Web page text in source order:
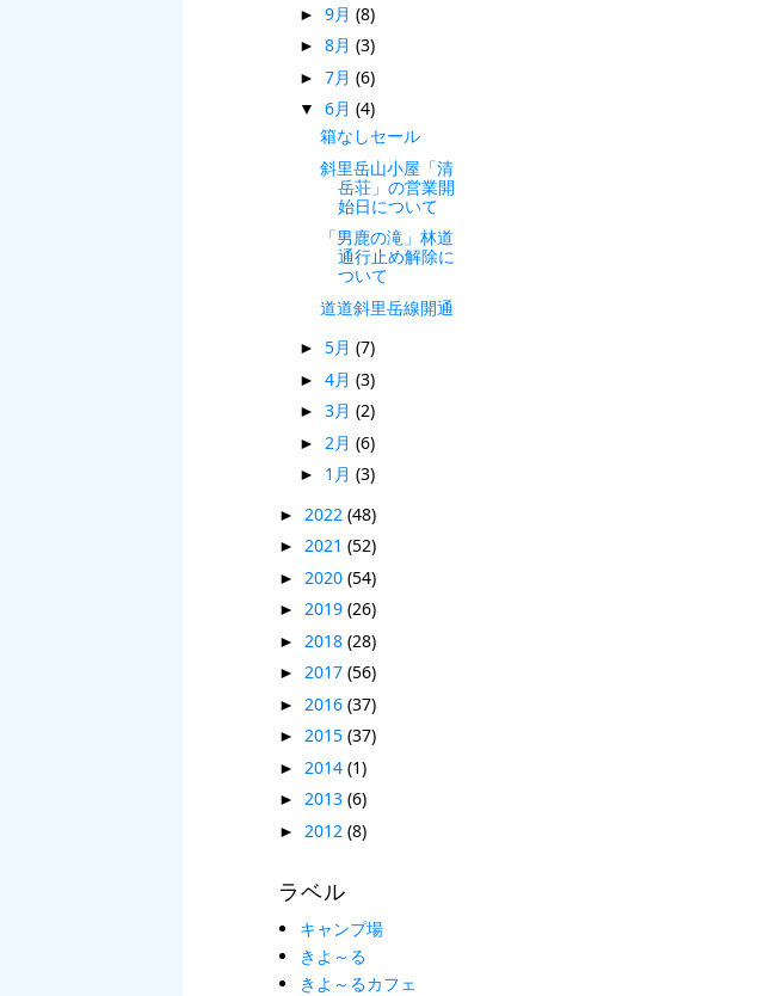
► 9月 (8)
► 8月 (3)
► 7月 (6)
▼ 6月 (4)
箱なしセール
斜里岳山小屋「清
岳荘」の営業開
始日について
「男鹿の滝」林道
通行止め解除に
ついて
道道斜里岳線開通
► 5月 (7)
► 4月 (3)
► 3月 (2)
► 2月 (6)
► 1月 (3)
► 2022 (48)
► 2021 (52)
► 2020 (54)
► 2019 (26)
► 2018 (28)
► 2017 (56)
► 2016 (37)
► 2015 (37)
► 2014 (1)
► 2013 (6)
► 2012 (8)
ラベル
キャンプ場
きよ～る
きよ～るカフェ